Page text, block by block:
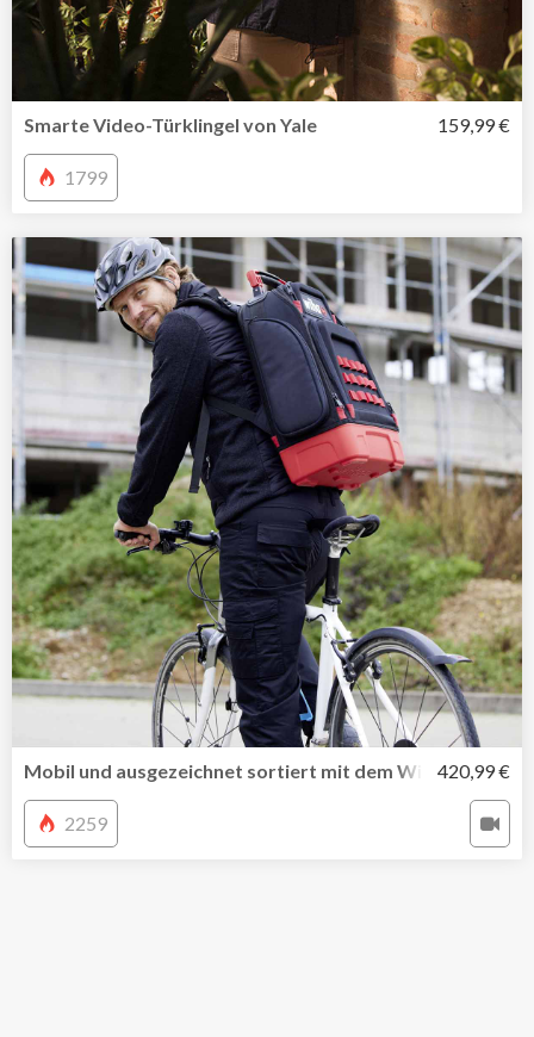
Smarte Video-Türklingel von Yale 159,99 €
1799
Mobil und ausgezeichnet sortiert mit dem Wiha420,99 €
2259